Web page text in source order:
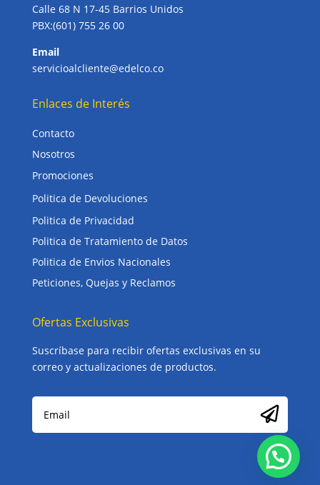
Calle 68 N 17-45 Barrios Unidos
PBX:(601) 755 26 00
Email
servicioalcliente@edelco.co
Enlaces de Interés
Contacto
Nosotros
Promociones
Politica de Devoluciones
Politica de Privacidad
Politica de Tratamiento de Datos
Politica de Envios Nacionales
Peticiones, Quejas y Reclamos
Ofertas Exclusivas
Suscríbase para recibir ofertas exclusivas en su
correo y actualizaciones de productos.